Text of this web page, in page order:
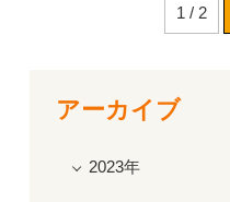
1 / 2
アーカイブ
2023年